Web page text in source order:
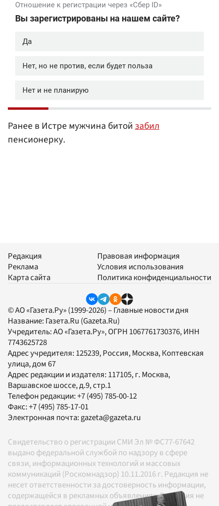
Ранее в Истре мужчина битойзабил
пенсионерку.
Редакция
Реклама
Карта сайта
Правовая информация
Условия использования
Политика конфиденциальности
© АО «Газета.Ру» (1999-2026) – Главные новости дня
Название: Газета.Ru (Gazeta.Ru)
Учредитель:АО «Газета.Ру», ОГРН 1067761730376, ИНН
7743625728
Адрес учредителя: 125239, Россия, Москва, Коптевская
улица, дом 67
Адрес редакции и издателя: 117105, г. Москва,
Варшавское шоссе, д.9, стр.1
Телефон редакции:+7 (495) 785-00-12
Факс:+7 (495) 785-17-01
Электронная почта: gazeta@gazeta.ru
Свидетельство о регистрации СМИ Эл № ФС77-67642
выдано федеральной службой по надзору в сфере
связи, информационных технологий и массовых
коммуникаций (Роскомнадзор) 10.11.2016 г. Редакция не
несет ответственности за достоверность информации,
содержащейся в рекламных объявлениях. Редакция не